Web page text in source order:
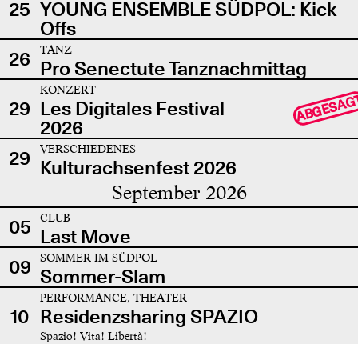
25 YOUNG ENSEMBLE SÜDPOL: Kick
Offs
26
TANZ
Pro Senectute Tanznachmittag
29
KONZERT
Les Digitales Festival
2026
29 VERSCHIEDENES
Kulturachsenfest 2026
September 2026
05 CLUB
Last Move
09
SOMMER IM SÜDPOL
Sommer-Slam
10
PERFORMANCE, THEATER
Residenzsharing SPAZIO
Spazio! Vita! Libertà!